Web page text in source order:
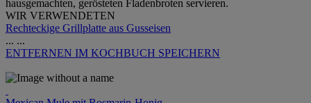
hausgemachten, gerösteten Fladenbroten servieren.
WIR VERWENDETEN
Rechteckige Grillplatte aus Gusseisen
... ...
ENTFERNEN IM KOCHBUCH SPEICHERN